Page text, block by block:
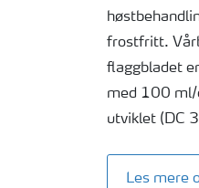
frostfritt.
flaggbladet
med 100 ml/
utviklet (DC
Les mere